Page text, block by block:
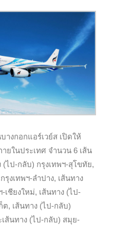
งกอกแอร์เวย์ส เปิดให้
ยในประเทศ จำนวน 6 เส้น
(ไป-กลับ) กรุงเทพฯ-สุโขทัย,
รุงเทพฯ-ลำปาง, เส้นทาง
เชียงใหม่, เส้นทาง (ไป-
ต, เส้นทาง (ไป-กลับ)
ส้นทาง (ไป-กลับ) สมุย-